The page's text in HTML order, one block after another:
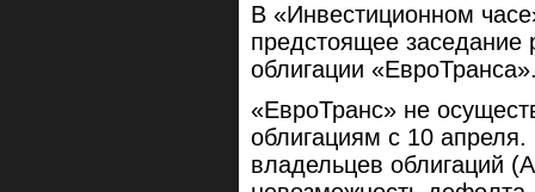
В «Инвестиционном
предстоящее заседание
облигации
«ЕвроТранс» не
облигациям с 10
владельцев облигаций